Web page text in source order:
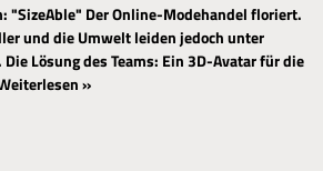
"SizeAble" Der Online-Modehandel floriert.
und die Umwelt leiden jedoch unter
Lösung des Teams: Ein 3D-Avatar für die
»